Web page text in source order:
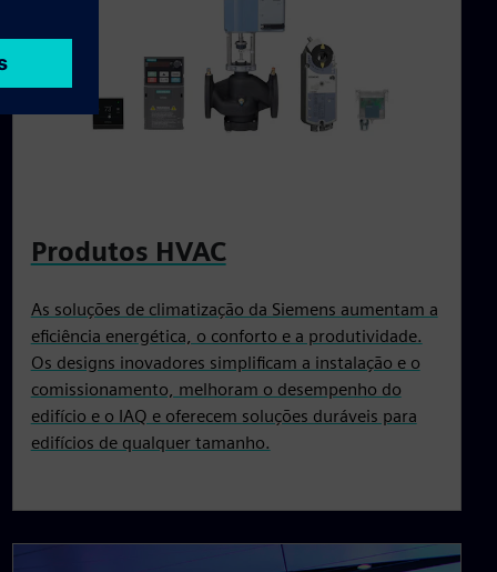
Produtos HVAC
As soluções de climatização da Siemens aumentam a
eficiência energética, o conforto e a produtividade.
Os designs inovadores simplificam a instalação e o
comissionamento, melhoram o desempenho do
edifício e o IAQ e oferecem soluções duráveis para
edifícios de qualquer tamanho.